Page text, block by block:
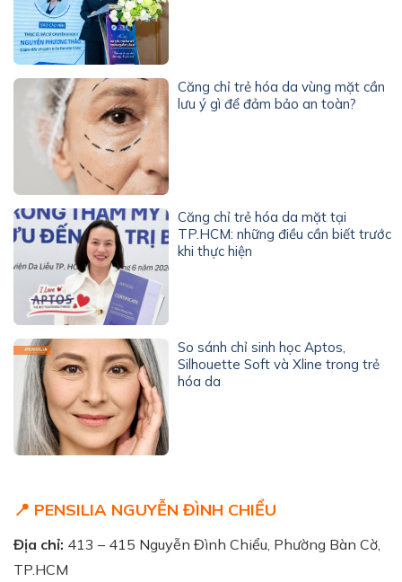
Căng chỉ trẻ hóa da vùng mặt cần
lưu ý gì để đảm bảo an toàn?
Căng chỉ trẻ hóa da mặt tại
TP.HCM: những điều cần biết trước
khi thực hiện
So sánh chỉ sinh học Aptos,
Silhouette Soft và Xline trong trẻ
hóa da
📍 PENSILIA NGUYỄN ĐÌNH CHIỂU
Địa chỉ: 413 – 415 Nguyễn Đình Chiểu, Phường Bàn Cờ,
TP.HCM